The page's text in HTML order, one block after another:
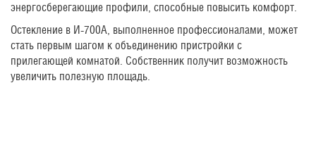
энергосберегающие профили, способные повысить комфорт.
Остекление в И-700А, выполненное профессионалами, может
стать первым шагом к объединению пристройки с
прилегающей комнатой. Собственник получит возможность
увеличить полезную площадь.